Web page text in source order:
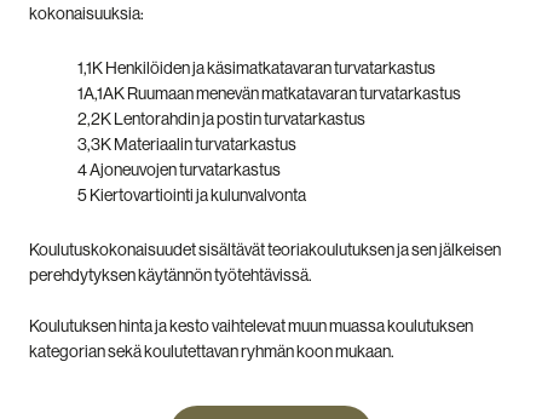
kokonaisuuksia:
1,1K Henkilöiden ja käsimatkatavaran turvatarkastus
1A,1AK Ruumaan menevän matkatavaran turvatarkastus
2,2K Lentorahdin ja postin turvatarkastus
3,3K Materiaalin turvatarkastus
4 Ajoneuvojen turvatarkastus
5 Kiertovartiointi ja kulunvalvonta
Koulutuskokonaisuudet sisältävät teoriakoulutuksen ja sen jälkeisen
perehdytyksen käytännön työtehtävissä.
Koulutuksen hinta ja kesto vaihtelevat muun muassa koulutuksen
kategorian sekä koulutettavan ryhmän koon mukaan.